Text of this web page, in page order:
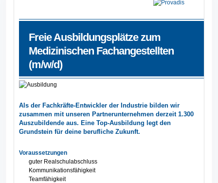
Freie Ausbildungsplätze zum
Medizinischen Fachangestellten
(m/w/d)
Als der Fachkräfte-Entwickler der Industrie bilden wir
zusammen mit unseren Partnerunternehmen derzeit 1.300
Auszubildende aus. Eine Top-Ausbildung legt den
Grundstein für deine berufliche Zukunft.
Voraussetzungen
guter Realschulabschluss
Kommunikationsfähigkeit
Teamfähigkeit